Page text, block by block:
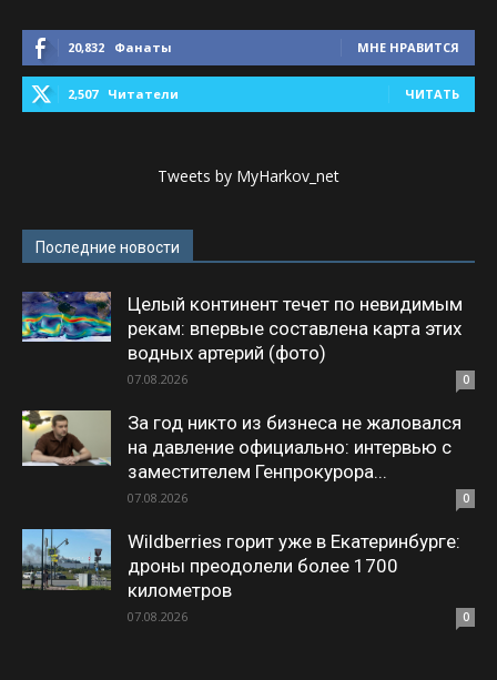
20,832 Фанаты МНЕ НРАВИТСЯ
2,507 Читатели ЧИТАТЬ
Tweets by MyHarkov_net
Последние новости
Целый континент течет по невидимым
рекам: впервые составлена карта этих
водных артерий (фото)
07.08.2026 0
За год никто из бизнеса не жаловался
на давление официально: интервью с
заместителем Генпрокурора...
07.08.2026 0
Wildberries горит уже в Екатеринбурге:
дроны преодолели более 1700
километров
07.08.2026 0